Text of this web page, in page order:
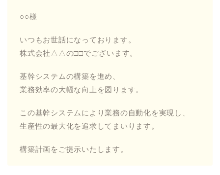
○○様
いつもお世話になっております。
株式会社△△の□□でございます。
基幹システムの構築を進め、
業務効率の大幅な向上を図ります。
この基幹システムにより業務の自動化を実現し、
生産性の最大化を追求してまいります。
構築計画をご提示いたします。